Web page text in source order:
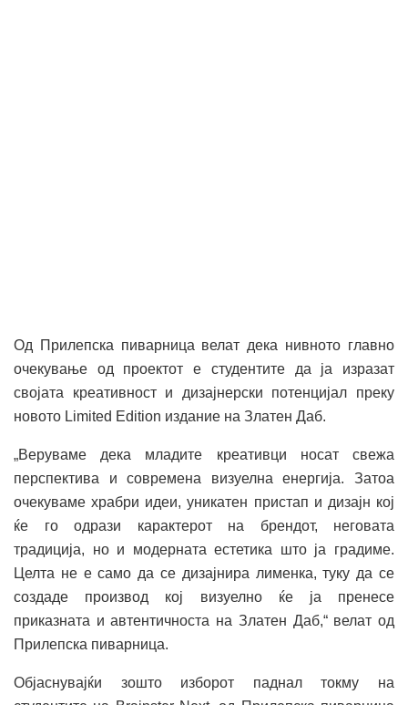
Од Прилепска пиварница велат дека нивното главно
очекување од проектот е студентите да ја изразат
својата креативност и дизајнерски потенцијал преку
новото Limited Edition издание на Златен Даб.
„Веруваме дека младите креативци носат свежа
перспектива и современа визуелна енергија. Затоа
очекуваме храбри идеи, уникатен пристап и дизајн кој
ќе го одрази карактерот на брендот, неговата
традиција, но и модерната естетика што ја градиме.
Целта не е само да се дизајнира лименка, туку да се
создаде производ кој визуелно ќе ја пренесе
приказната и автентичноста на Златен Даб,“ велат од
Прилепска пиварница.
Објаснувајќи зошто изборот паднал токму на